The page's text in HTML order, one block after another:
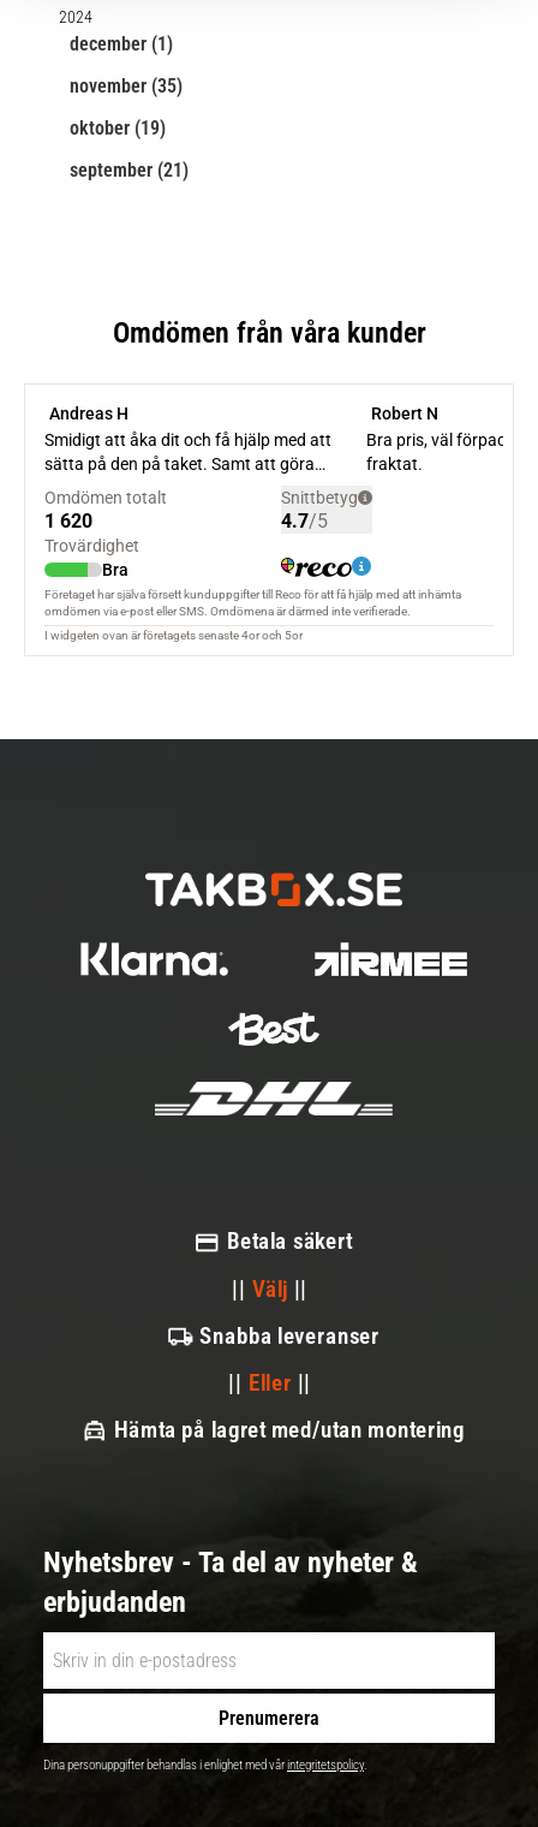
2024
december (1)
november (35)
oktober (19)
september (21)
Betala säkert
|| Välj ||
Snabba leveranser
|| Eller ||
Hämta på lagret med/utan montering
Nyhetsbrev - Ta del av nyheter &
erbjudanden
Prenumerera
Dina personuppgifter behandlas i enlighet med vårintegritetspolicy.